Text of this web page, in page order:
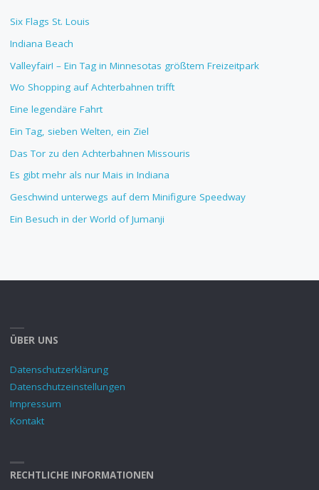
Six Flags St. Louis
Indiana Beach
Valleyfair! – Ein Tag in Minnesotas größtem Freizeitpark
Wo Shopping auf Achterbahnen trifft
Eine legendäre Fahrt
Ein Tag, sieben Welten, ein Ziel
Das Tor zu den Achterbahnen Missouris
Es gibt mehr als nur Mais in Indiana
Geschwind unterwegs auf dem Minifigure Speedway
Ein Besuch in der World of Jumanji
ÜBER UNS
Datenschutzerklärung
Datenschutzeinstellungen
Impressum
Kontakt
RECHTLICHE INFORMATIONEN